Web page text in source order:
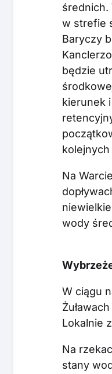
średnich.
w strefie
Baryczy
będzie
kierunek
Na
wody
W ciągu
Lokalnie
Na
stany